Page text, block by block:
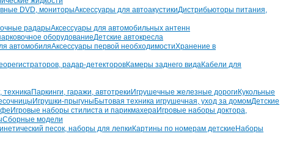
DVD, мониторыАксессуары для автоакустикиДистрибьюторы питания,
радарыАксессуары для автомобильных антенн
оборудованиеДетские автокресла
автомобиляАксессуары первой необходимостиХранение в
радар-детекторовКамеры заднего видаКабели для
техникаПаркинги, гаражи, автотреки Игрушечные железные дороги Кукольные
Игрушки-прыгуны Бытовая техника игрушечная, уход за домомДетские
Игровые наборы стилиста и парикмахераИгровые наборы доктора,
Сборные модели
песок, наборы для лепки Картины по номерам детские Наборы